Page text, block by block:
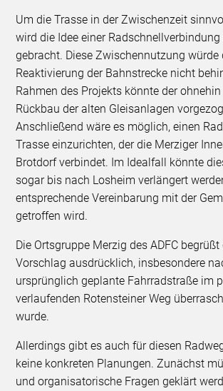
Um die Trasse in der Zwischenzeit
wird die Idee einer Radschnellverbindung
gebracht. Diese Zwischennutzung
Reaktivierung der Bahnstrecke nicht
Rahmen des Projekts könnte der
Rückbau der alten Gleisanlagen
Anschließend wäre es möglich, einen
Trasse einzurichten, der die Merziger
Brotdorf verbindet. Im Idealfall könnte
sogar bis nach Losheim verlängert
entsprechende Vereinbarung mit der
getroffen wird.
Die Ortsgruppe Merzig des ADFC begrüßt
Vorschlag ausdrücklich, insbesondere
ursprünglich geplante Fahrradstraße im
verlaufenden Rotensteiner Weg
wurde.
Allerdings gibt es auch für diesen
keine konkreten Planungen. Zunächst
und organisatorische Fragen geklärt